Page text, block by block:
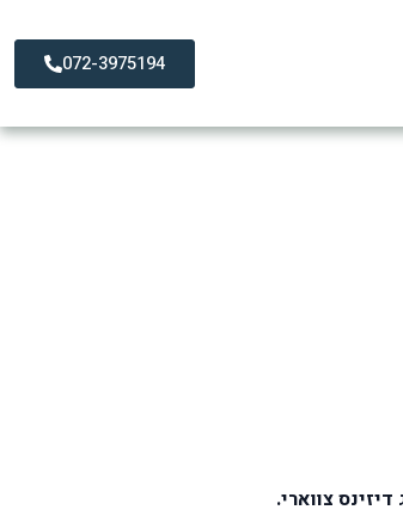
072-3975194
צווארי.